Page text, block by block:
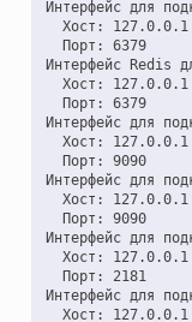
Интерфейс для
Хост :
127.0.0.1
Порт :
6379
Интерфейс Redis
Хост :
127.0.0.1
Порт :
6379
Интерфейс для
Хост :
127.0.0.1
Порт :
9090
Интерфейс для
Хост :
127.0.0.1
Порт :
9090
Интерфейс для
Хост :
127.0.0.1
Порт :
2181
Интерфейс для
Хост :
127.0.0.1